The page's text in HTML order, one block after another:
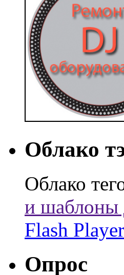
Облако
Облако
и шаблоны
Flash
Опрос